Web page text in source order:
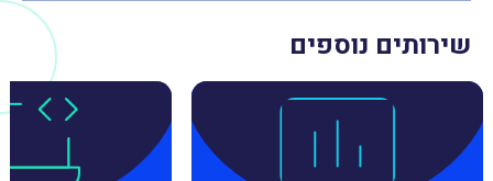
שירותים נוספים